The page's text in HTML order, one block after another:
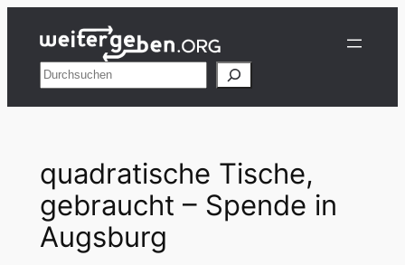
Inhalt
springenSuchen
quadratische Tische,
gebraucht – Spende in
Augsburg